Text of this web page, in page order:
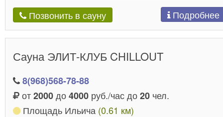
Позвонить в сауну Подробнее
Сауна ЭЛИТ-КЛУБ CHILLOUT
8(968)568-78-88
от2000до4000 руб./час до20 чел.
Площадь Ильича (0.61 км)